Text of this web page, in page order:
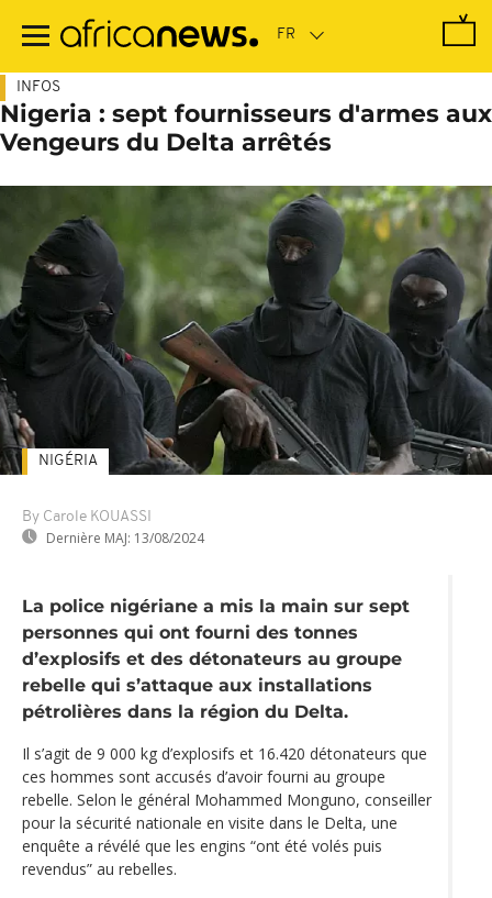
contenu
INFOS
Nigeria : sept fournisseurs d'armes aux
Vengeurs du Delta arrêtés
By Carole KOUASSI
Dernière MAJ: 13/08/2024
NIGÉRIA
La police nigériane a mis la main sur sept
personnes qui ont fourni des tonnes
d’explosifs et des détonateurs au groupe
rebelle qui s’attaque aux installations
pétrolières dans la région du Delta.
Il s’agit de 9 000 kg d’explosifs et 16.420 détonateurs que
ces hommes sont accusés d’avoir fourni au groupe
rebelle. Selon le général Mohammed Monguno, conseiller
pour la sécurité nationale en visite dans le Delta, une
enquête a révélé que les engins “ont été volés puis
revendus” au rebelles.